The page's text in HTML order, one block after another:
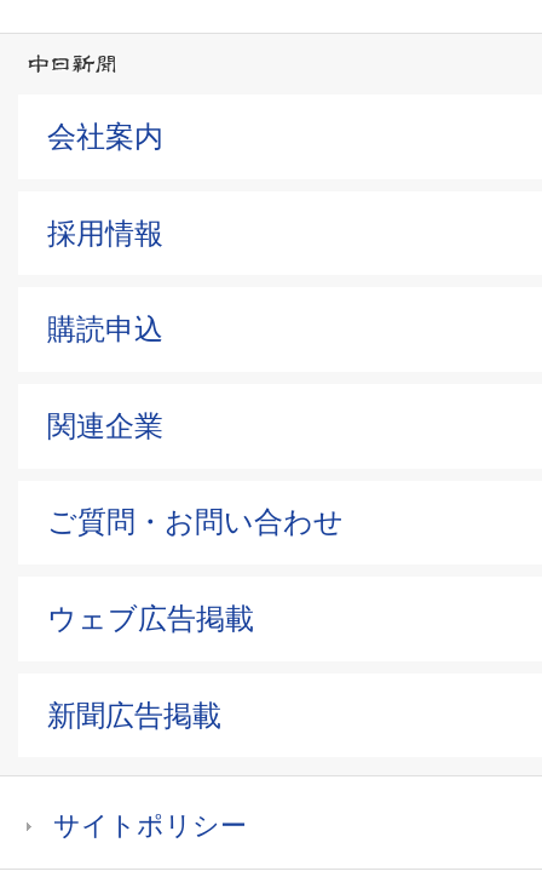
会社案内
採用情報
購読申込
関連企業
ご質問・お問い合わせ
ウェブ広告掲載
新聞広告掲載
サイトポリシー